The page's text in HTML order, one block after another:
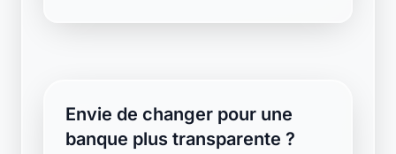
Envie de changer pour une
banque plus transparente ?